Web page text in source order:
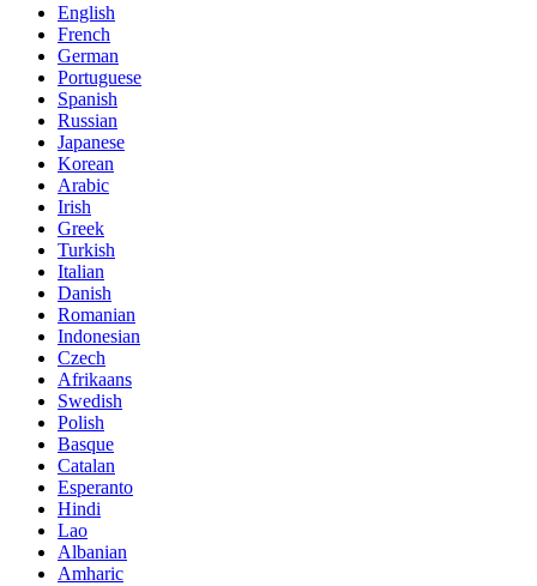
English
French
German
Portuguese
Spanish
Russian
Japanese
Korean
Arabic
Irish
Greek
Turkish
Italian
Danish
Romanian
Indonesian
Czech
Afrikaans
Swedish
Polish
Basque
Catalan
Esperanto
Hindi
Lao
Albanian
Amharic